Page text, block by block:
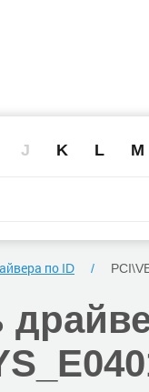
J K L M
по ID